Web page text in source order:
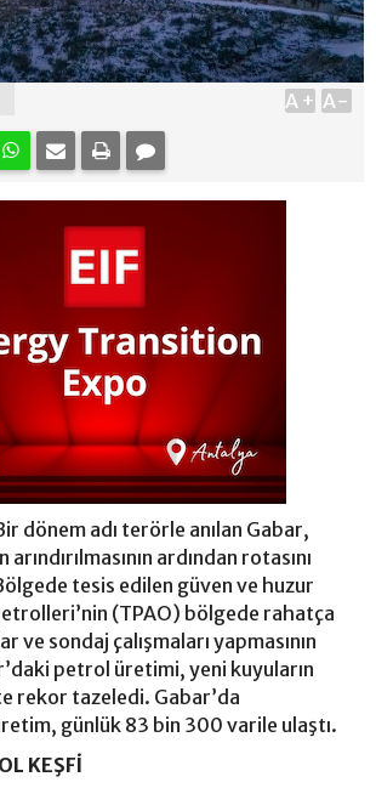
A+ A-
dönem adı terörle anılan Gabar,
ardından rotasını
tesis edilen güven ve huzur
(TPAO) bölgede rahatça
ve sondaj çalışmaları yapmasının
petrol üretimi, yeni kuyuların
rekor tazeledi. Gabar’da
günlük 83 bin 300 varile ulaştı.
KEŞFİ